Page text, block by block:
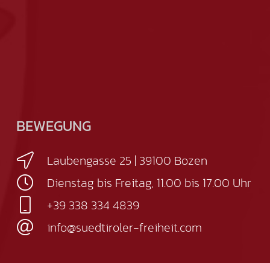
BEWEGUNG
Laubengasse 25 | 39100 Bozen
Dienstag bis Freitag, 11.00 bis 17.00 Uhr
+39 338 334 4839
info@suedtiroler-freiheit.com